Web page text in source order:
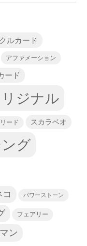
ルカード
アファメーション
ード
ジナル
ード スカラベオ
グ
コ パワーストーン
フェアリー
ン